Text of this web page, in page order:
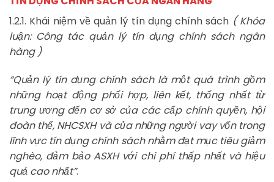
1.2.1. Khái niệm về quản lý tín dụng chính sách ( Khóa
luận: Công tác quản lý tín dụng chính sách ngân
hàng )
“Quản lý tín dụng chính sách là một quá trình gồm
những hoạt động phối hợp, liên kết, thống nhất từ
trung ương đến cơ sở của các cấp chính quyền, hội
đoàn thể, NHCSXH và của những người vay vốn trong
lĩnh vực tín dụng chính sách nhằm đạt mục tiêu giảm
nghèo, đảm bảo ASXH với chi phí thấp nhất và hiệu
quả cao nhất”.